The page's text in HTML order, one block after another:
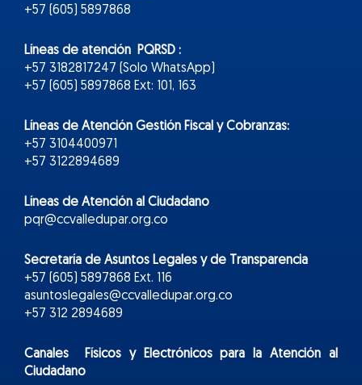
+57 (605) 5897868
Líneas de atención PQRSD :
+57 3182817247 (Solo WhatsApp)
+57 (605) 5897868 Ext: 101, 163
Líneas de Atención Gestión Fiscal y Cobranzas:
+57 3104400971
+57 3122894689
Líneas de Atención al Ciudadano
pqr@ccvalledupar.org.co
Secretaría de Asuntos Legales y de Transparencia
+57 (605) 5897868 Ext. 116
asuntoslegales@ccvalledupar.org.co
+57 312 2894689
Canales Físicos yElectrónicospara la Atención al
Ciudadano